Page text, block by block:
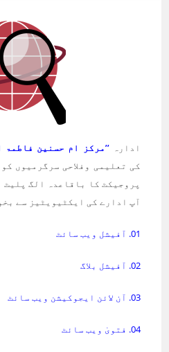
ادارہ’’مرکز ام حسنین فاطمۃ
کی تعلیمی وفلاحی سرگرمیوں
پروجیکٹ کا باقاعدہ الگ پلیٹ
آپ ادارے کی ایکٹیویٹیز سے
01. آفیشل ویب سائٹ
02. آفیشل بلاگ
03. آن لائن ایجوکیشن ویب سائٹ
04. فتویٰ ویب سائٹ